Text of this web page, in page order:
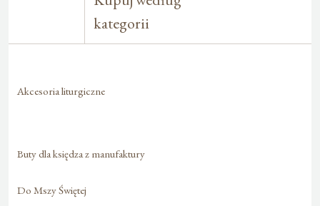
kategorii
Akcesoria liturgiczne
Buty dla księdza z manufaktury
Do Mszy Świętej